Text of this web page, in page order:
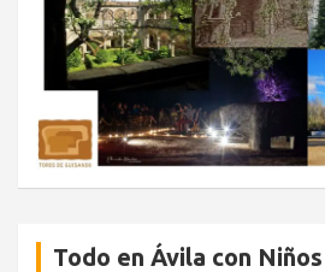
Todo en Ávila con Niños